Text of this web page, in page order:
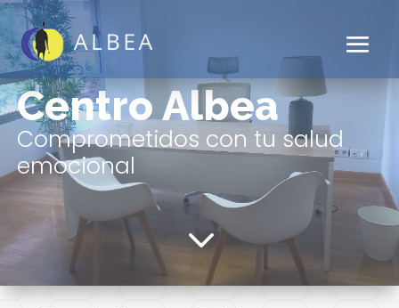
Centro Albea
Comprometidos con tu salud
emocional
3